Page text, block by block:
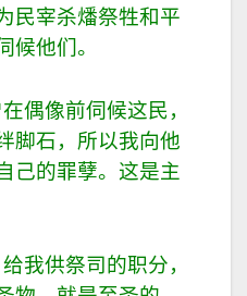
民宰杀燔祭牲和平
候他们。
偶像前伺候这民，
脚石，所以我向他
己的罪孽。这是主
我供祭司的职分，